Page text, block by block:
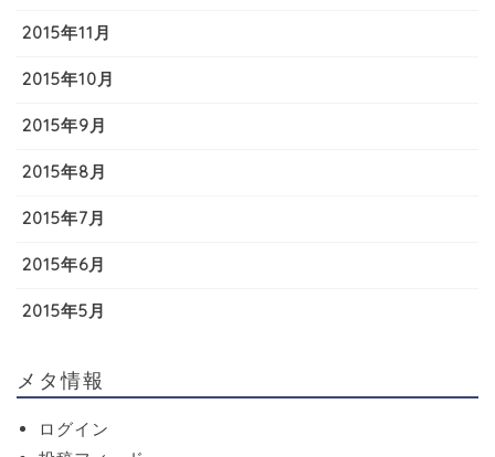
2015年11月
2015年10月
2015年9月
2015年8月
2015年7月
2015年6月
2015年5月
メタ情報
ログイン